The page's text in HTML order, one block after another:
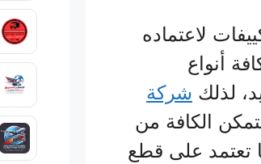
لاعتماده
أنواع
لذلك شركة
الكافة من
تعتمد على قطع